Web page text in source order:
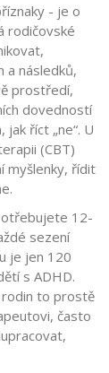
- je o
rodičovské
a následků,
prostředí,
dovedností
říct „ne“. U
(CBT)
myšlenky, řídit
.
12-
sezení
je jen 120
s ADHD.
rodin to prostě
často